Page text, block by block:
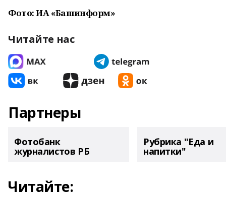
Фото: ИА «Башинформ»
Читайте нас
Партнеры
Фотобанк
журналистов РБ
Рубрика "Еда и
напитки"
Читайте: